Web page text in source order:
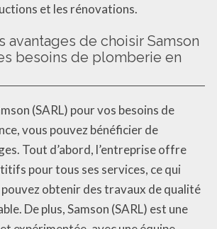
et les rénovations.
avantages de choisir Samson
besoins de plomberie en
(SARL) pour vos besoins de
vous pouvez bénéficier de
Tout d’abord, l’entreprise offre
pour tous ses services, ce qui
obtenir des travaux de qualité
De plus, Samson (SARL) est une